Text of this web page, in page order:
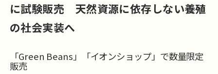
に試験販売 天然資源に依存しない養殖
の社会実装へ
「Green Beans」「イオンショップ」で数量限定
販売